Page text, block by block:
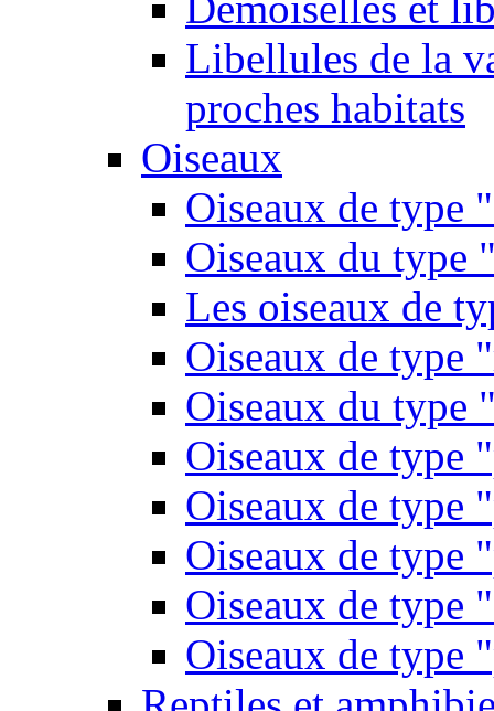
Libellules de la
proches habitats
Oiseaux
Oiseaux de type
Oiseaux du type
Les oiseaux de
Oiseaux de type
Oiseaux du type
Oiseaux de type
Oiseaux de type
Oiseaux de type
Oiseaux de type
Oiseaux de type